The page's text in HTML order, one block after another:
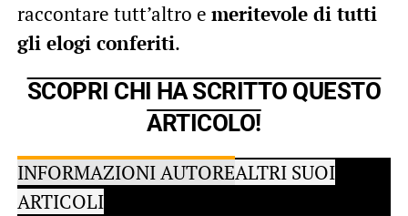
raccontare tutt’altro e meritevole di tutti
gli elogi conferiti.
SCOPRI CHI HA SCRITTO QUESTO
ARTICOLO!
INFORMAZIONI AUTOREALTRI SUOI
ARTICOLI